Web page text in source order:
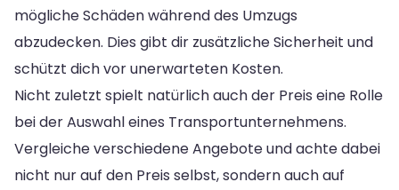
mögliche Schäden während des Umzugs
abzudecken. Dies gibt dir zusätzliche Sicherheit und
schützt dich vor unerwarteten Kosten.
Nicht zuletzt spielt natürlich auch der Preis eine Rolle
bei der Auswahl eines Transportunternehmens.
Vergleiche verschiedene Angebote und achte dabei
nicht nur auf den Preis selbst, sondern auch auf